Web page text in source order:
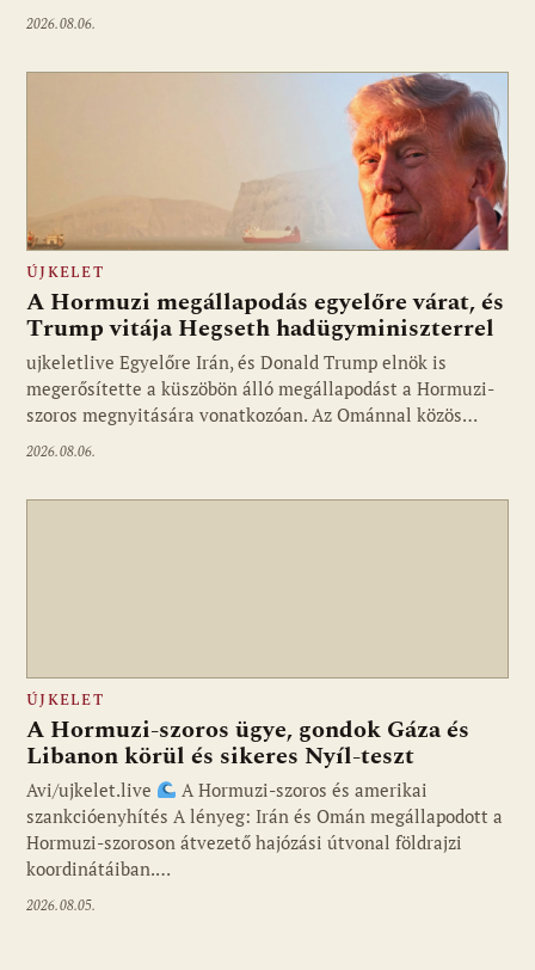
2026.08.06.
Fotó: ujkelet.live
ÚJKELET
A Hormuzi megállapodás egyelőre várat, és
Trump vitája Hegseth hadügyminiszterrel
ujkeletlive Egyelőre Irán, és Donald Trump elnök is
megerősítette a küszöbön álló megállapodást a Hormuzi-
szoros megnyitására vonatkozóan. Az Ománnal közös…
2026.08.06.
ÚJKELET
A Hormuzi-szoros ügye, gondok Gáza és
Libanon körül és sikeres Nyíl-teszt
Avi/ujkelet.live
A Hormuzi-szoros és amerikai
szankcióenyhítés A lényeg: Irán és Omán megállapodott a
Hormuzi-szoroson átvezető hajózási útvonal földrajzi
koordinátáiban.…
2026.08.05.